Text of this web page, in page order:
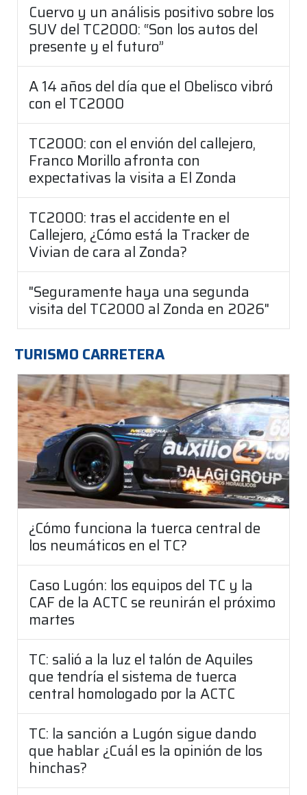
Cuervo y un análisis positivo sobre los
SUV del TC2000: “Son los autos del
presente y el futuro”
A 14 años del día que el Obelisco vibró
con el TC2000
TC2000: con el envión del callejero,
Franco Morillo afronta con
expectativas la visita a El Zonda
TC2000: tras el accidente en el
Callejero, ¿Cómo está la Tracker de
Vivian de cara al Zonda?
"Seguramente haya una segunda
visita del TC2000 al Zonda en 2026"
TURISMO CARRETERA
¿Cómo funciona la tuerca central de
los neumáticos en el TC?
Caso Lugón: los equipos del TC y la
CAF de la ACTC se reunirán el próximo
martes
TC: salió a la luz el talón de Aquiles
que tendría el sistema de tuerca
central homologado por la ACTC
TC: la sanción a Lugón sigue dando
que hablar ¿Cuál es la opinión de los
hinchas?